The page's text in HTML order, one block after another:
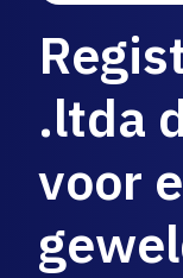
.ltda
voor